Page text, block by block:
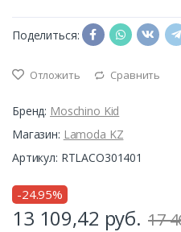
Поделиться:
Отложить Сравнить
Бренд: Moschino Kid
Магазин: Lamoda KZ
Артикул: RTLACO301401
-24.95%
13 109,42 руб. 17